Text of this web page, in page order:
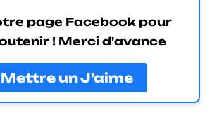
page Facebook pour
! Merci d'avance
Mettre un J’aime